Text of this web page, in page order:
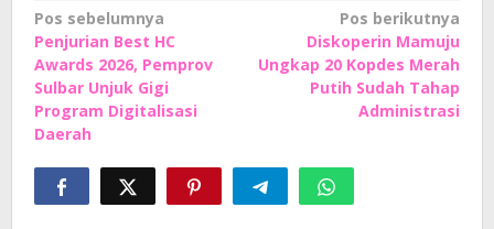
Navigasi
pos
Pos sebelumnya
Penjurian Best HC
Awards 2026, Pemprov
Sulbar Unjuk Gigi
Program Digitalisasi
Daerah
Pos berikutnya
Diskoperin Mamuju
Ungkap 20 Kopdes Merah
Putih Sudah Tahap
Administrasi